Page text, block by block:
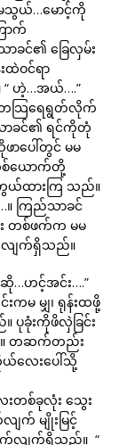
သွယ်…မောင့်ကို
ာက်
ခင်၏ ခြေလှမ်း
ထဲဝင်ရာ
“ ဟဲ့…အယ်….”
သြရေရွတ်လိုက်
ာခင်၏ ရင်ကိုတုံ
ာပေါ်တွင် မမ
စ်ယောက်တို့
တွယ်ထားကြ သည်။
။ ကြည်သာခင်
တစ်ဖက်က မမ
လျက်ရှိသည်။
ဆို…ဟင့်အင်း….”
ကမ မျှ၊ ရုန်းထဖို့
ပုခုံးကိုဖိလှဲခြင်း
။ တဆက်တည်း
လေးပေါ်သို့
တစ်ခုလုံး သွေး
ျက် မျိုးမြင့်
လျက်ရှိသည်။ “